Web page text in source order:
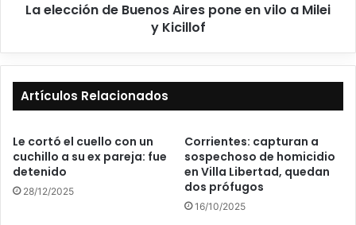
La elección de Buenos Aires pone en vilo a Milei
y Kicillof
Artículos Relacionados
Le cortó el cuello con un
cuchillo a su ex pareja: fue
detenido
28/12/2025
Corrientes: capturan a
sospechoso de homicidio
en Villa Libertad, quedan
dos prófugos
16/10/2025